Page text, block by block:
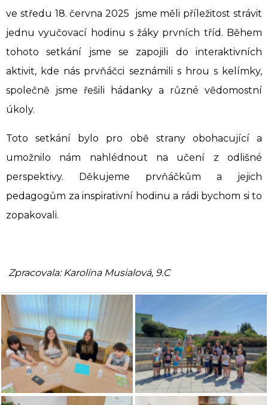
ve středu 18. června 2025 jsme měli příležitost strávit
jednu vyučovací hodinu s žáky prvních tříd. Během
tohoto setkání jsme se zapojili do interaktivních
aktivit, kde nás prvňáčci seznámili s hrou s kelímky,
společně jsme řešili hádanky a různé vědomostní
úkoly.
Toto setkání bylo pro obě strany obohacující a
umožnilo nám nahlédnout na učení z odlišné
perspektivy. Děkujeme prvňáčkům a jejich
pedagogům za inspirativní hodinu a rádi bychom si to
zopakovali.
Zpracovala: Karolína Musialová, 9.C